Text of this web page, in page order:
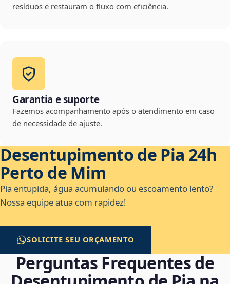
resíduos e restauram o fluxo com eficiência.
Garantia e suporte
Fazemos acompanhamento após o atendimento em caso
de necessidade de ajuste.
Desentupimento de Pia 24h
Perto de Mim
Pia entupida, água acumulando ou escoamento lento?
Nossa equipe atua com rapidez!
SOLICITE SEU ORÇAMENTO
Perguntas Frequentes de